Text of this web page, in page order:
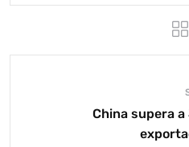
China supera